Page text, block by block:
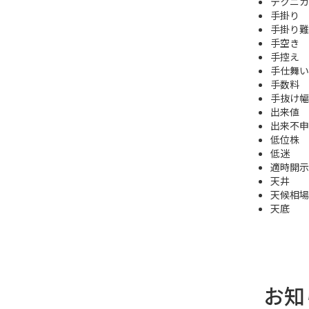
手掛り
手掛り難
手空き
手控え
手仕舞い
手数料
手抜け幅
出来値
出来不申
低位株
低迷
適時開示
天井
天候相場
天底
お